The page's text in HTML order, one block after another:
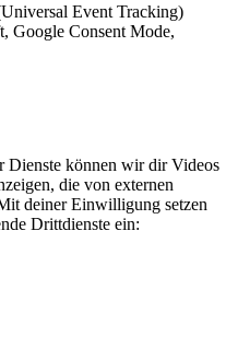
Event Tracking)
Google Consent Mode,
Dienste können wir dir Videos
die von externen
deiner Einwilligung setzen
Drittdienste ein: